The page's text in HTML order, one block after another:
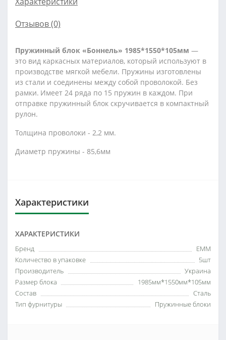
Отзывов (0)
Пружинный блок «Боннель» 1985*1550*105мм —
это вид каркасных материалов, который используют в
производстве мягкой мебели. Пружины изготовлены
из стали и соединены между собой проволокой. Без
рамки. Имеет 24 ряда по 15 пружин в каждом. При
отправке пружинный блок скручивается в компактный
рулон.
Толщина проволоки - 2,2 мм.
Диаметр пружины - 85,6мм
Характеристики
ХАРАКТЕРИСТИКИ
Бренд
ЕММ
Количество в упаковке
5шт
Производитель
Украина
Размер блока
1985мм*1550мм*105мм
Состав
Сталь
Тип фурнитуры
Пружинные блоки